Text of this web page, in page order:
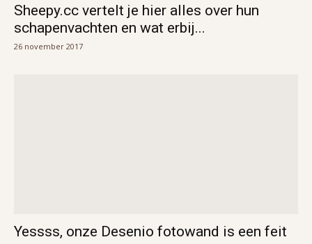
Sheepy.cc vertelt je hier alles over hun
schapenvachten en wat erbij...
26 november 2017
Yessss, onze Desenio fotowand is een feit